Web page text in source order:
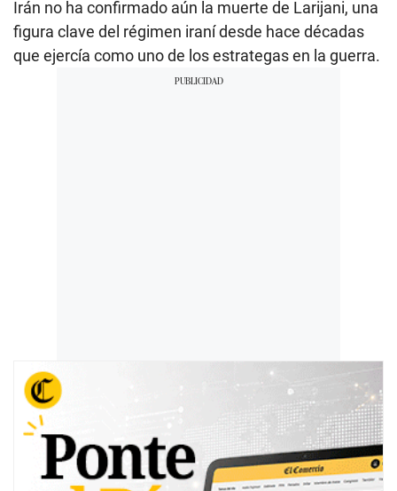
Irán no ha confirmado aún la muerte de Larijani, una
figura clave del régimen iraní desde hace décadas
que ejercía como uno de los estrategas en la guerra.